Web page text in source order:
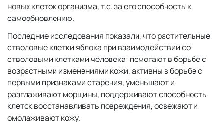
новых клеток организма, т.е. за его способность к
самообновлению.
Последние исследования показали, что растительные
стволовые клетки яблока при взаимодействии со
стволовыми клетками человека: помогают в борьбе с
возрастными изменениями кожи, активны в борьбе с
первыми признаками старения, уменьшают и
разглаживают морщины, поддерживают способность
клеток восстанавливать повреждения, освежают и
омолаживают кожу.